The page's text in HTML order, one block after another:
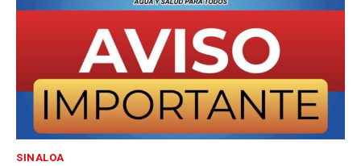
SINALOA